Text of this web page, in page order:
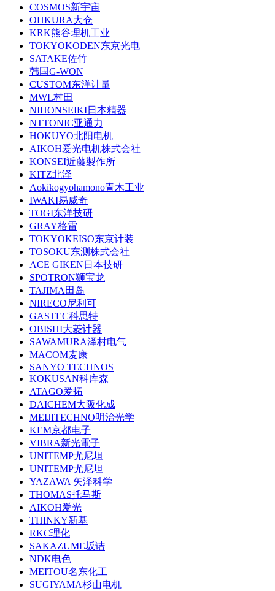
COSMOS新宇宙
OHKURA大仓
KRK熊谷理机工业
TOKYOKODEN东京光电
SATAKE佐竹
韩国G-WON
CUSTOM东洋计量
MWL村田
NIHONSEIKI日本精器
NTTONIC亚通力
HOKUYO北阳电机
AIKOH爱光电机株式会社
KONSEI近藤製作所
KITZ北泽
Aokikogyohamono青木工业
IWAKI易威奇
TOGI东洋技研
GRAY格雷
TOKYOKEISO东京计装
TOSOKU东测株式会社
ACE GIKEN日本技研
SPOTRON狮宝龙
TAJIMA田岛
NIRECO尼利可
GASTEC科思特
OBISHI大菱计器
SAWAMURA泽村电气
MACOM麦康
SANYO TECHNOS
KOKUSAN科库森
ATAGO爱拓
DAICHEM大阪化成
MEIJITECHNO明治光学
KEM京都电子
VIBRA新光電子
UNITEMP尤尼坦
UNITEMP尤尼坦
YAZAWA 矢泽科学
THOMAS托马斯
AIKOH爱光
THINKY新基
RKC理化
SAKAZUME坂诘
NDK电色
MEITOU名东化工
SUGIYAMA杉山电机